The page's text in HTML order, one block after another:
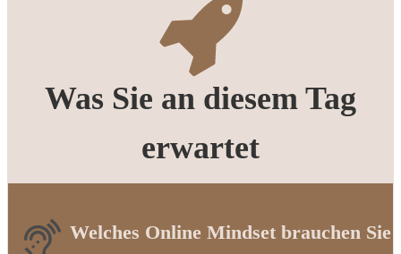
Was Sie an diesem Tag
erwartet
Welches Online Mindset brauchen Sie